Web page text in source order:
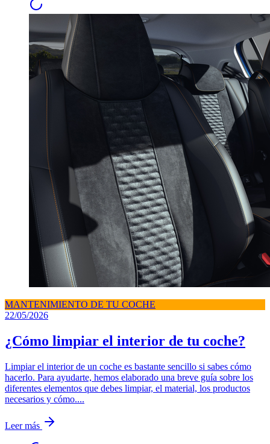
MANTENIMIENTO DE TU COCHE
22/05/2026
¿Cómo limpiar el interior de tu coche?
Limpiar el interior de un coche es bastante sencillo si sabes cómo
hacerlo. Para ayudarte, hemos elaborado una breve guía sobre los
diferentes elementos que debes limpiar, el material, los productos
necesarios y cómo....
Leer más